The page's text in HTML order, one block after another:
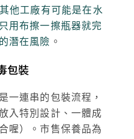
其他工廠有可能是在水
用布擦一擦瓶器就完
潛在風險 。
包裝
一連串的包裝流程，
入特別設計、一體成
喔）。市售保養品為